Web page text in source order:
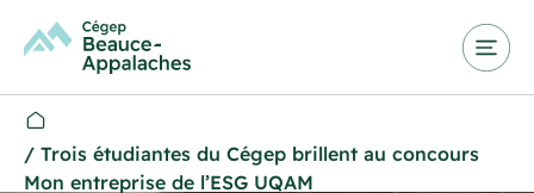
/ Trois étudiantes du Cégep brillent au concours
Mon entreprise de l’ESG UQAM